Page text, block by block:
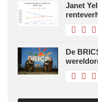
Janet
De